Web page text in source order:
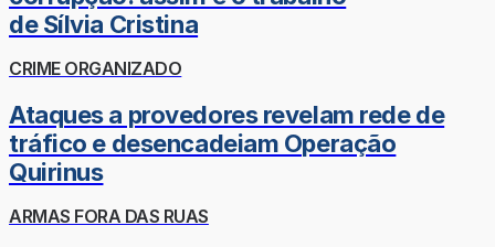
de Sílvia Cristina
CRIME ORGANIZADO
Ataques a provedores revelam rede de
tráfico e desencadeiam Operação
Quirinus
ARMAS FORA DAS RUAS